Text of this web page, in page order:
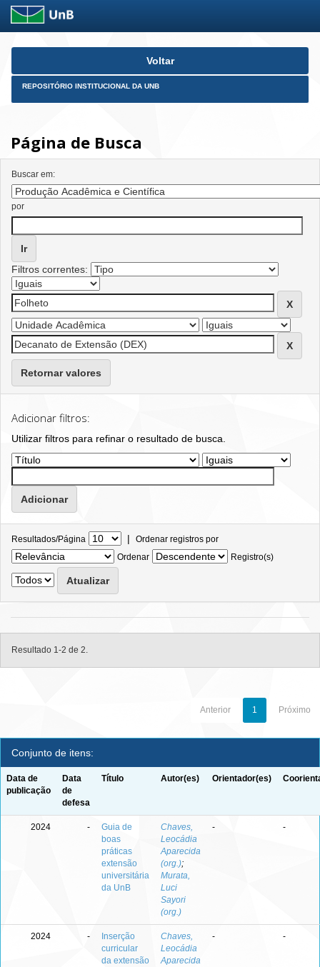
Skip
Voltar
REPOSITÓRIO INSTITUCIONAL DA UNB
Página de Busca
Buscar em:
por
Filtros correntes:
Retornar valores
Adicionar filtros:
Utilizar filtros para refinar o resultado de busca.
Resultados/Página | Ordenar registros por
Ordenar
Registro(s)
Resultado 1-2 de 2.
Anterior 1 Próximo
Conjunto de itens:
Data de
publicação
Data
de
defesa
Título Autor(es) Orientador(es)
2024 -
Guia de
boas
práticas
extensão
universitária
da UnB
Chaves,
Leocádia
Aparecida
(org.);
Murata,
Luci
Sayori
(org.)
- -
2024 -
Inserção
curricular
da extensão
Chaves,
Leocádia
Aparecida
- -